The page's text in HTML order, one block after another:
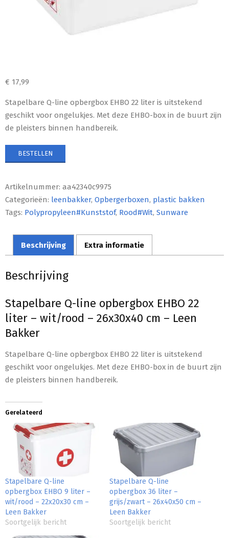
€ 17,99
Stapelbare Q-line opbergbox EHBO 22 liter is uitstekend
geschikt voor ongelukjes. Met deze EHBO-box in de buurt zijn
de pleisters binnen handbereik.
BESTELLEN
Artikelnummer: aa42340c9975
Categorieën: leenbakker, Opbergerboxen, plastic bakken
Tags: Polypropyleen#Kunststof, Rood#Wit, Sunware
Beschrijving Extra informatie
Beschrijving
Stapelbare Q-line opbergbox EHBO 22
liter – wit/rood – 26x30x40 cm – Leen
Bakker
Stapelbare Q-line opbergbox EHBO 22 liter is uitstekend
geschikt voor ongelukjes. Met deze EHBO-box in de buurt zijn
de pleisters binnen handbereik.
Gerelateerd
Stapelbare Q-line
opbergbox EHBO 9 liter –
wit/rood – 22x20x30 cm –
Leen Bakker
Soortgelijk bericht
Stapelbare Q-line
opbergbox 36 liter –
grijs/zwart – 26x40x50 cm –
Leen Bakker
Soortgelijk bericht